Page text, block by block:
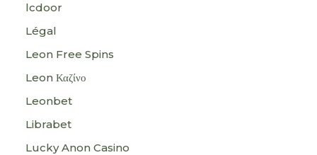
lcdoor
Légal
Leon Free Spins
Leon Καζίνο
Leonbet
Librabet
Lucky Anon Casino